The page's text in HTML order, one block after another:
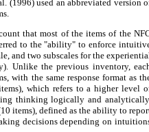
(1996) used an abbreviated version
that most of the items of the
to the "ability" to enforce
and two subscales for the
Unlike the previous inventory,
with the same response format as
which refers to a higher level
thinking logically and analytically.
items), defined as the ability to
decisions depending on